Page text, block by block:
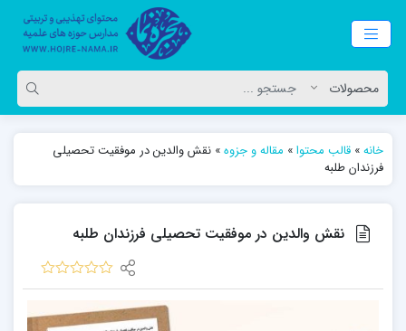
خانه» قالب محتوا» مقاله و جزوه» نقش والدین در موفقیت تحصیلی
فرزندان طلبه
نقش والدین در موفقیت تحصیلی فرزندان طلبه